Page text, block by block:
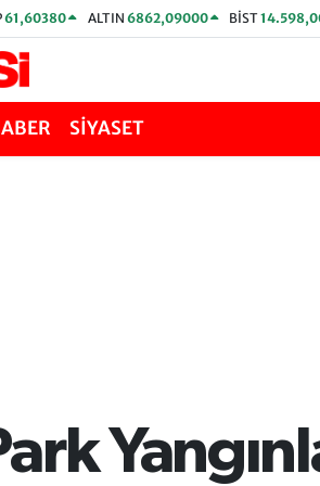
61,60380 ALTIN 6862,09000 BİST
SİYASET